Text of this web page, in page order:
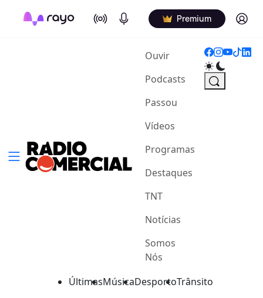
On Air Podcasts Premium Log in
Ouvir(current)
Podcasts
Passou
Vídeos
Programas
Destaques
TNT
Notícias
Somos
Nós
ÚltimasMúsicaDesportoTrânsito